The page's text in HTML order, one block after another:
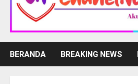
BERANDA BREAKING NEWS